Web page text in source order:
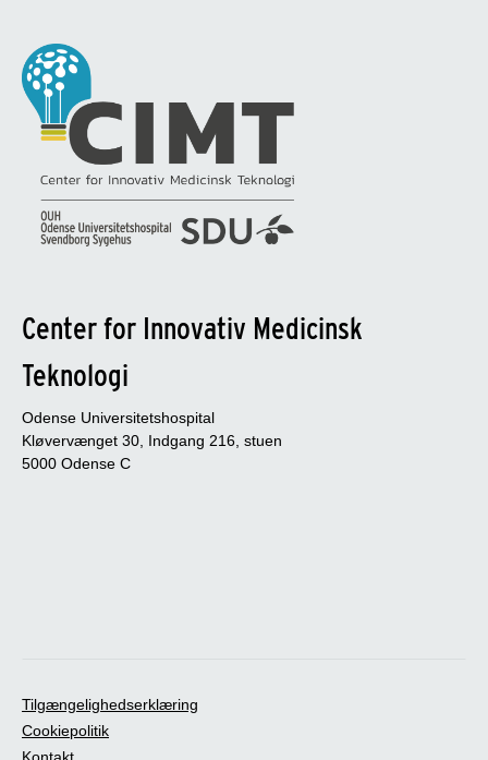
Center for Innovativ Medicinsk
Teknologi
Odense Universitetshospital
Kløvervænget 30, Indgang 216, stuen
5000 Odense C
Tilgængelighedserklæring
Cookiepolitik